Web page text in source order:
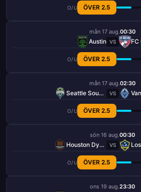
O/U ÖVER 2.5
mån 17 aug.00:30
Austin VS FC
O/U ÖVER 2.5
mån 17 aug.02:30
Seattle Sounders VS
O/U ÖVER 2.5
sön 16 aug.00:30
Houston Dynamo VS
O/U ÖVER 2.5
ons 19 aug.23:30